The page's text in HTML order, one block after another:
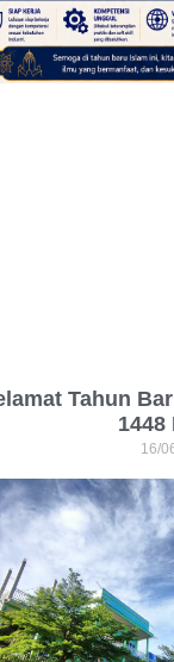
Tahun
1448
16/